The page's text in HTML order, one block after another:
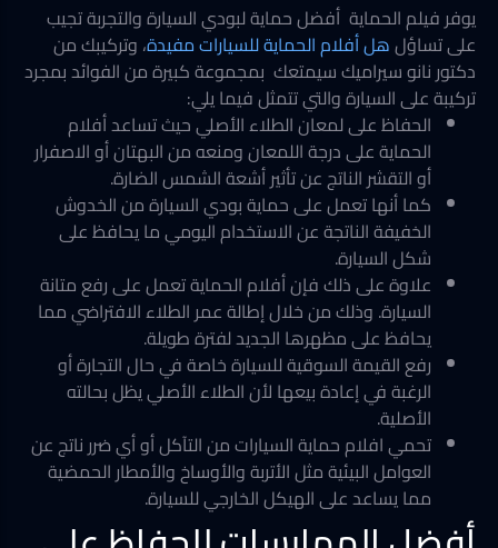
يوفر فيلم الحماية أفضل حماية لبودي السيارة والتجربة تجيب
على تساؤلهل أفلام الحماية للسيارات مفيدة، وتركيبك من
دكتور نانو سيراميك سيمتعك بمجموعة كبيرة من الفوائد بمجرد
تركيبة على السيارة والتي تتمثل فيما يلي:
الحفاظ على لمعان الطلاء الأصلي حيث تساعد أفلام
الحماية على درجة اللمعان ومنعه من البهتان أو الاصفرار
أو التقشر الناتج عن تأثير أشعة الشمس الضارة.
كما أنها تعمل على حماية بودي السيارة من الخدوش
الخفيفة الناتجة عن الاستخدام اليومي ما يحافظ على
شكل السيارة.
علاوة على ذلك فإن أفلام الحماية تعمل على رفع متانة
السيارة. وذلك من خلال إطالة عمر الطلاء الافتراضي مما
يحافظ على مظهرها الجديد لفترة طويلة.
رفع القيمة السوقية للسيارة خاصة في حال التجارة أو
الرغبة في إعادة بيعها لأن الطلاء الأصلي يظل بحالته
الأصلية.
تحمي افلام حماية السيارات من التآكل أو أي ضرر ناتج عن
العوامل البيئية مثل الأتربة والأوساخ والأمطار الحمضية
مما يساعد على الهيكل الخارجي للسيارة.